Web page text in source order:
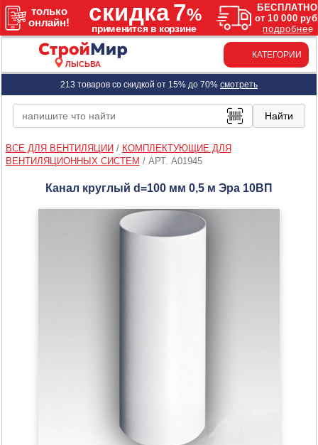
ЛЫСЬВА
КАТЕГОРИИ
213 товаров со скидкой от 15% до 70% смотреть
ВСЕ ДЛЯ ВЕНТИЛЯЦИИ / КОМПЛЕКТУЮЩИЕ ДЛЯ
ВЕНТИЛЯЦИОННЫХ СИСТЕМ / АРТ. A01945
Канал круглый d=100 мм 0,5 м Эра 10ВП